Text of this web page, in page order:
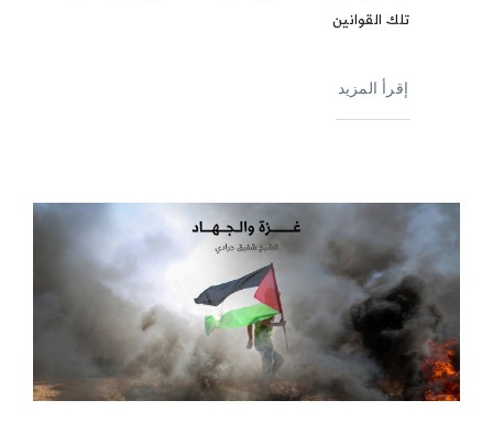
تلك القوانين
إقرأ المزيد